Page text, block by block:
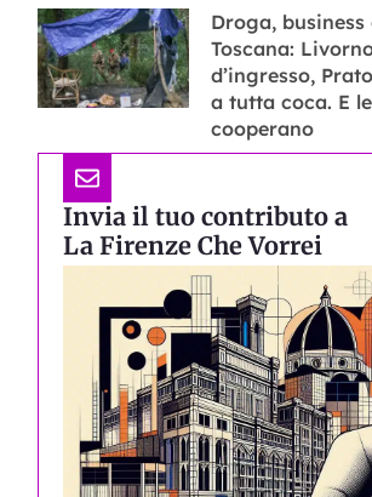
Droga,
Toscana:
d’ingresso,
a tutta coca. E
cooperano
Invia il tuo contributo a
La Firenze Che Vorrei